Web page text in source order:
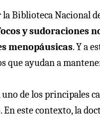
Biblioteca Nacional
y sudoraciones
menopáusicas. Y a
ayudan a
de los principales
este contexto, la